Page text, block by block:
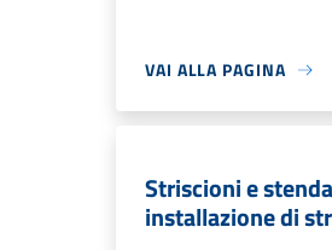
VAI ALLA PAGINA
Striscioni e
installazione di